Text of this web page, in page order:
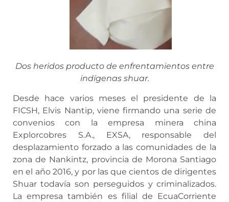
Dos heridos producto de enfrentamientos entre
indígenas shuar.
Desde hace varios meses el presidente de la
FICSH, Elvis Nantip, viene firmando una serie de
convenios con la empresa minera china
Explorcobres S.A., EXSA, responsable del
desplazamiento forzado a las comunidades de la
zona de Nankintz, provincia de Morona Santiago
en el año 2016, y por las que cientos de dirigentes
Shuar todavía son perseguidos y criminalizados.
La empresa también es filial de EcuaCorriente